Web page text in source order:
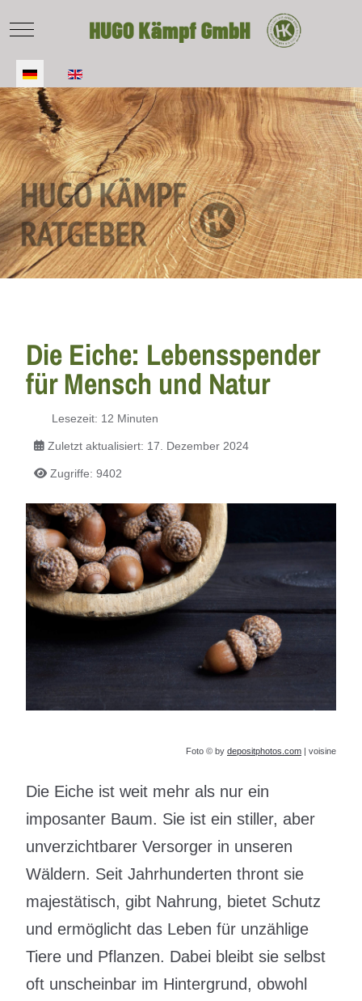
Mobile Menu Toggle
Sprache auswählen
Die Eiche: Lebensspender
für Mensch und Natur
Lesezeit: 12 Minuten
Zuletzt aktualisiert: 17. Dezember 2024
Zugriffe: 9402
Foto © by depositphotos.com | voisine
Die Eiche ist weit mehr als nur ein
imposanter Baum. Sie ist ein stiller, aber
unverzichtbarer Versorger in unseren
Wäldern. Seit Jahrhunderten thront sie
majestätisch, gibt Nahrung, bietet Schutz
und ermöglicht das Leben für unzählige
Tiere und Pflanzen. Dabei bleibt sie selbst
oft unscheinbar im Hintergrund, obwohl